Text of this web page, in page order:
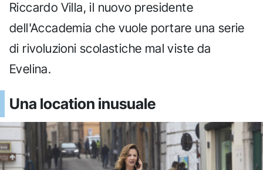
Riccardo Villa, il nuovo presidente
dell'Accademia che vuole portare una serie
di rivoluzioni scolastiche mal viste da
Evelina.
Una location inusuale